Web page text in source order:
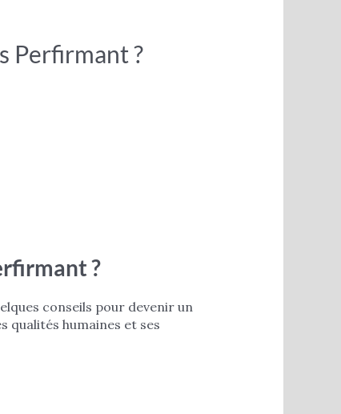
Perfirmant ?
?
conseils pour devenir un
humaines et ses